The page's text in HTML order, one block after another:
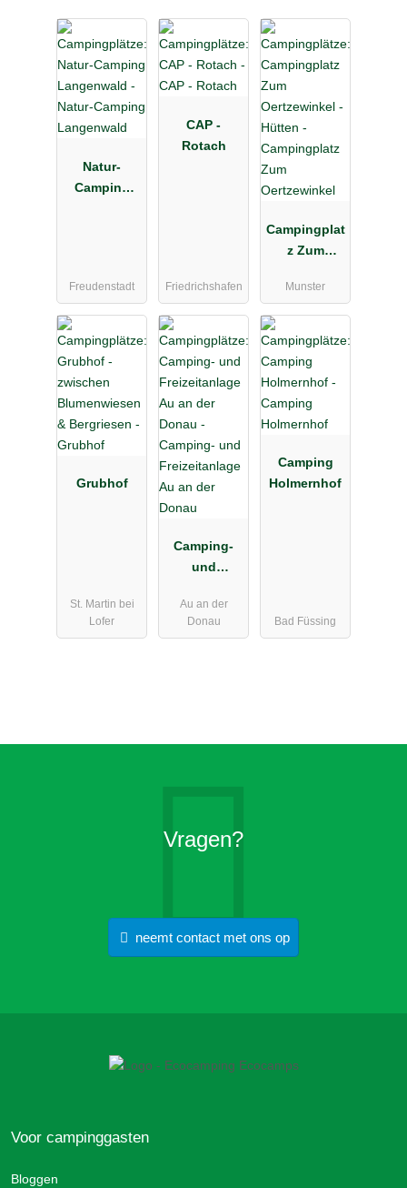
Natur-
Camping
Freudenstadt
CAP -
Rotach
Friedrichshafen
Campingplat
z Zum
Munster
Grubhof
St. Martin bei
Lofer
Camping-
und
e Au an der
Donau
Au an der
Donau
Camping
Holmernhof
Bad Füssing
Vragen?
neemt contact met ons op
Voor campinggasten
Bloggen